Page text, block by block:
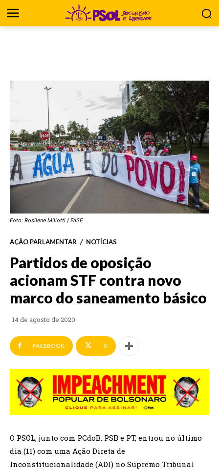
Foto: Rosilene Miliotti / FASE
AÇÃO PARLAMENTAR NOTÍCIAS
Partidos de oposição
acionam STF contra novo
marco do saneamento básico
14 de agosto de 2020
FACEBOOK X
O PSOL, junto com PCdoB, PSB e PT, entrou no último
dia (11) com uma Ação Direta de
Inconstitucionalidade (ADI) no Supremo Tribunal